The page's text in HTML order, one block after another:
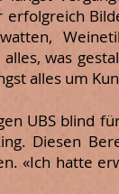
erfolgreich
alles, was
alles um
UBS blind
Diesen
«Ich hatte